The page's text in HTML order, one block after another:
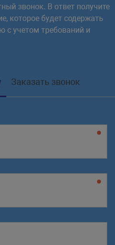
звонок. В ответ получите
которое будет содержать
с учетом требований и
Заказать звонок